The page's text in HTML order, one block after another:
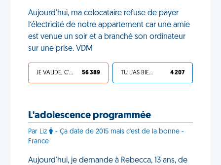
Aujourd'hui, ma colocataire refuse de payer
l’électricité de notre appartement car une amie
est venue un soir et a branché son ordinateur
sur une prise. VDM
JE VALIDE, C'EST UNE VDM 56 389 TU L'AS BIEN MÉRITÉ 4 207
L'adolescence programmée
Par Liz
- Ça date de 2015 mais c'est de la bonne -
France
Aujourd'hui, je demande à Rebecca, 13 ans, de